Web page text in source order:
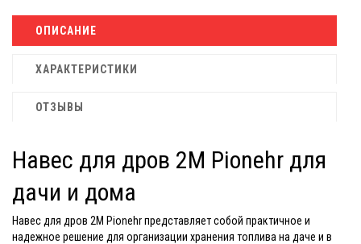
ОПИСАНИЕ
ХАРАКТЕРИСТИКИ
ОТЗЫВЫ
Навес для дров 2М Pionehr для
дачи и дома
Навес для дров 2М Pionehr представляет собой практичное и
надежное решение для организации хранения топлива на даче и в